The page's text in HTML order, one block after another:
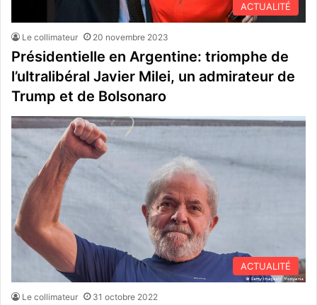
ACTUALITÉ
Le collimateur 20 novembre 2023
Présidentielle en Argentine: triomphe de
l’ultralibéral Javier Milei, un admirateur de
Trump et de Bolsonaro
ACTUALITÉ
Le collimateur 31 octobre 2022